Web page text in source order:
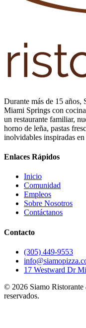
Durante más de 15 años,
Miami Springs con
un restaurante familiar,
horno de leña, pastas
inolvidables inspiradas
Enlaces Rápidos
Inicio
Comunidad
Empleos
Sobre Nosotros
Contáctanos
Contacto
(305) 449-9553
17 Westward Dr
© 2026 Siamo
reservados.